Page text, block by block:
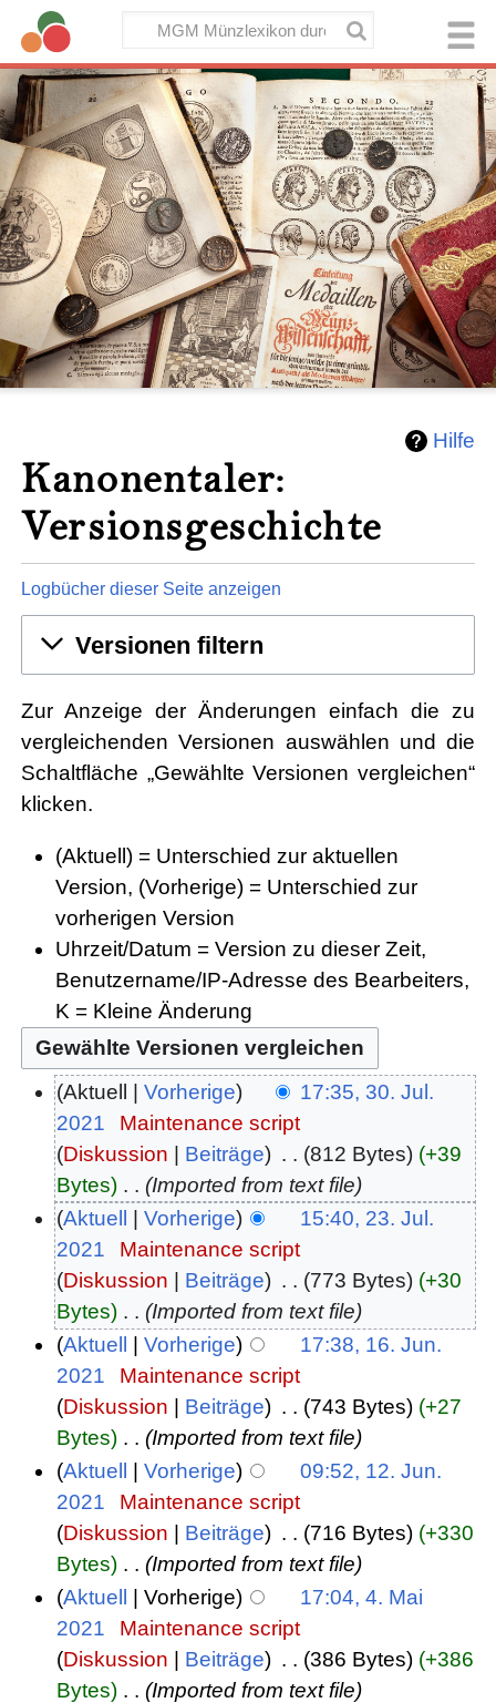
Hilfe
Kanonentaler:
Versionsgeschichte
Logbücher dieser Seite anzeigen
Versionen filtern
Zur Anzeige der Änderungen einfach die zu
vergleichenden Versionen auswählen und die
Schaltfläche „Gewählte Versionen vergleichen“
klicken.
(Aktuell) = Unterschied zur aktuellen
Version, (Vorherige) = Unterschied zur
vorherigen Version
Uhrzeit/Datum = Version zu dieser Zeit,
Benutzername/IP-Adresse des Bearbeiters,
K = Kleine Änderung
Aktuell Vorherige
17:35, 30. Jul.
2021
Maintenance script
Diskussion
Beiträge 812 Bytes
+39
Bytes ‎
Imported from text file
Aktuell
Vorherige
15:40, 23. Jul.
2021
Maintenance script
Diskussion
Beiträge 773 Bytes
+30
Bytes ‎
Imported from text file
Aktuell
Vorherige
17:38, 16. Jun.
2021
Maintenance script
Diskussion
Beiträge 743 Bytes
+27
Bytes ‎
Imported from text file
Aktuell
Vorherige
09:52, 12. Jun.
2021
Maintenance script
Diskussion
Beiträge 716 Bytes
+330
Bytes ‎
Imported from text file
Aktuell
Vorherige
17:04, 4. Mai
2021
Maintenance script
Diskussion
Beiträge 386 Bytes
+386
Bytes ‎ Imported from text file